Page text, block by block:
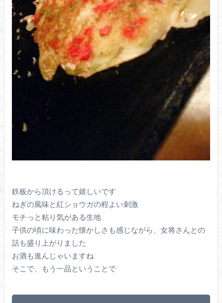
鉄板から頂けるって嬉しいです
ねぎの風味と紅ショウガの程よい刺激
モチっと粘り気がある生地
子供の頃に味わった懐かしさも感じながら、女将さんとの
話も盛り上がりました
お酒も進んじゃいますね
そこで、もう一品ということで